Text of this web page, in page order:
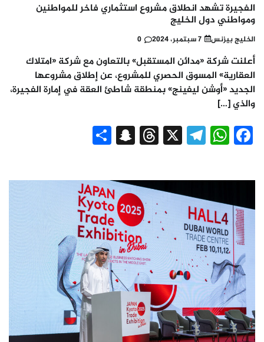
الفجيرة تشهد انطلاق مشروع استثماري فاخر للمواطنين
ومواطني دول الخليج
الخليج بيزنس 7 سبتمبر، 2024 0
أعلنت شركة «مدائن المستقبل» بالتعاون مع شركة «امتلاك
العقارية» المسوق الحصري للمشروع، عن إطلاق مشروعها
الجديد «أوشن ليفينج» بمنطقة شاطئ العقة في إمارة الفجيرة،
والذي […]
Facebook
WhatsApp
Telegram
X
Threads
Snapchat
Share